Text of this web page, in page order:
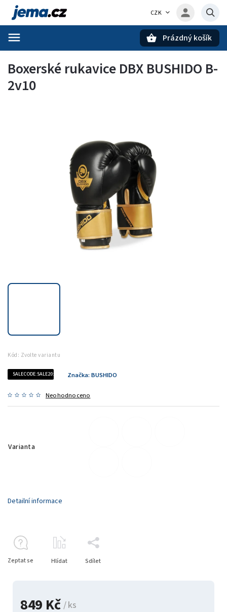
CZK
Prázdný košík
Boxerské rukavice DBX BUSHIDO B-
2v10
Kód: Zvolte variantu
SALECODE:SALE20:20:%
Neohodnoceno
Značka: BUSHIDO
Varianta
849 Kč / ks
Detailní informace
Zeptat se Hlídat Sdílet